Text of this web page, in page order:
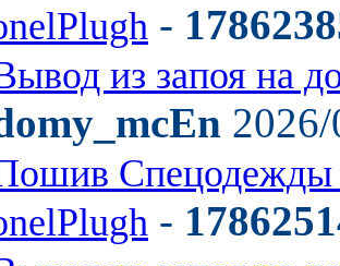
-
из запоя на
-